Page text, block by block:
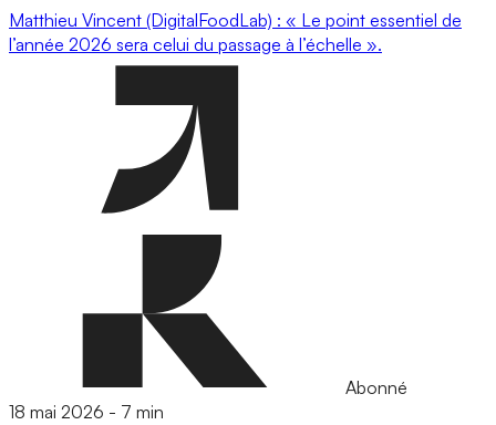
Matthieu Vincent (DigitalFoodLab) : « Le point essentiel de
l’année 2026 sera celui du passage à l’échelle ».
Abonné
18 mai 2026 - 7 min